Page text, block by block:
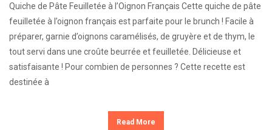
Quiche de Pâte Feuilletée à l’Oignon Français Cette quiche de pâte
feuilletée à l’oignon français est parfaite pour le brunch ! Facile à
préparer, garnie d’oignons caramélisés, de gruyère et de thym, le
tout servi dans une croûte beurrée et feuilletée. Délicieuse et
satisfaisante ! Pour combien de personnes ? Cette recette est
destinée à
Read More